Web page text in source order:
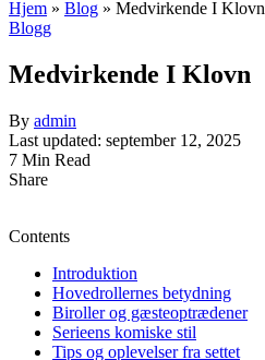
Hjem » Blog » Medvirkende I Klovn
Blogg
Medvirkende I Klovn
By admin
Last updated: september 12, 2025
7 Min Read
Share
Contents
Introduktion
Hovedrollernes betydning
Biroller og gæsteoptrædener
Serieens komiske stil
Tips og oplevelser fra settet